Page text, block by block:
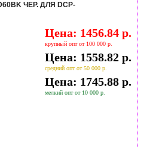
ЧЕР. ДЛЯ DCP-
Цена: 1456.84 р.
крупный опт от 100 000 р.
Цена: 1558.82 р.
средний опт от 50 000 р.
Цена: 1745.88 р.
мелкий опт от 10 000 р.